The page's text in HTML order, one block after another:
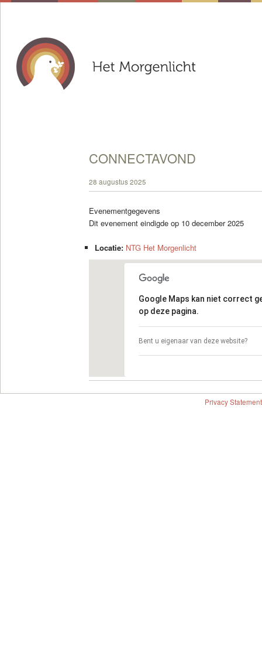
CONNECTAVOND
28 augustus 2025
Evenementgegevens
Dit evenement eindigde op 10 december 2025
Locatie: NTG Het Morgenlicht
Google Maps kan niet correct
op deze pagina.
Bent u eigenaar van deze website?
Privacy Statement